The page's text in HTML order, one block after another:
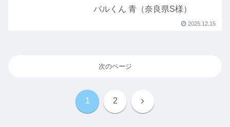
バルくん 青（奈良県S様）
2025.12.15
次のページ
1 2 次